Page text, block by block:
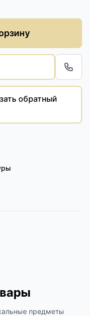
обратный
предметы